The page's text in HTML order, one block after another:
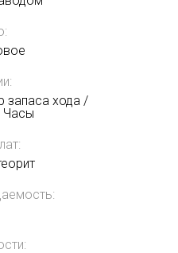
запаса хода /
Часы